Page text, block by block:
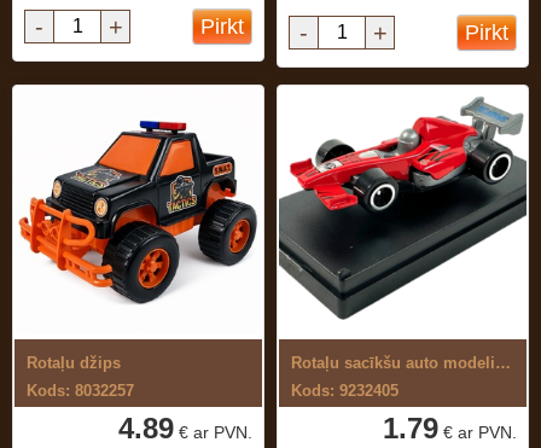
- + Pirkt - + Pirkt
Rotaļu džips
Kods: 8032257
4.89 € ar PVN.
Rotaļu sacīkšu auto modelis, metāla
Kods: 9232405
1.79 € ar PVN.